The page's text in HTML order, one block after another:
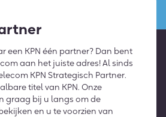
een KPN één partner? Dan bent
aan het juiste adres! Al sinds
KPN Strategisch Partner.
titel van KPN. Onze
graag bij u langs om de
en u te voorzien van